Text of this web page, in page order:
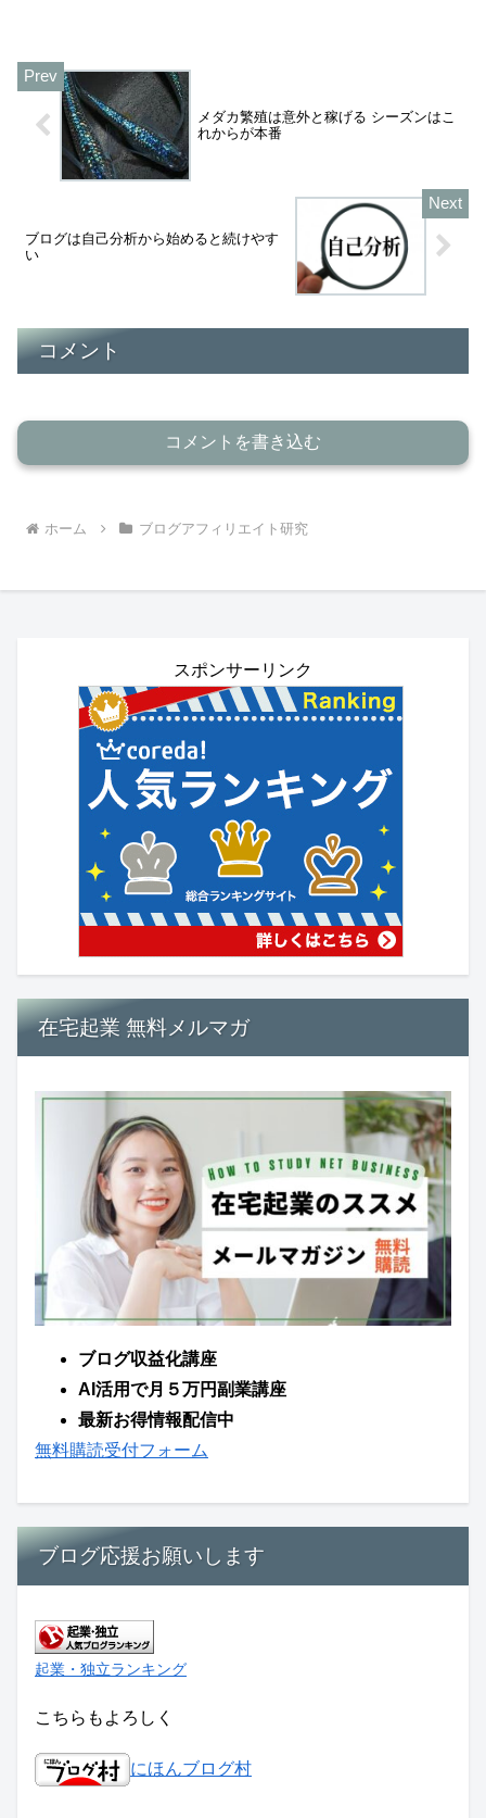
メダカ繁殖は意外と稼げる シーズンはこ
れからが本番
ブログは自己分析から始めると続けやす
い
コメント
コメントを書き込む
ホーム ブログアフィリエイト研究
スポンサーリンク
在宅起業 無料メルマガ
ブログ収益化講座
AI活用で月５万円副業講座
最新お得情報配信中
無料購読受付フォーム
ブログ応援お願いします
起業・独立ランキング
こちらもよろしく
にほんブログ村